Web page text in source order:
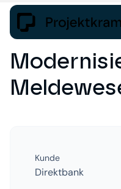
Kunde
Direktbank